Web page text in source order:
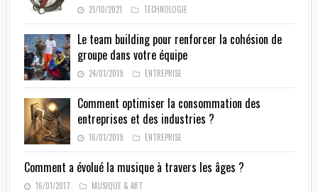
21/10/2021 TECHNOLOGIE
Le team building pour renforcer la cohésion de
groupe dans votre équipe
24/01/2019 ENTREPRISE
Comment optimiser la consommation des
entreprises et des industries ?
16/01/2019 ENTREPRISE
Comment a évolué la musique à travers les âges ?
16/01/2017 MUSIQUE & ART